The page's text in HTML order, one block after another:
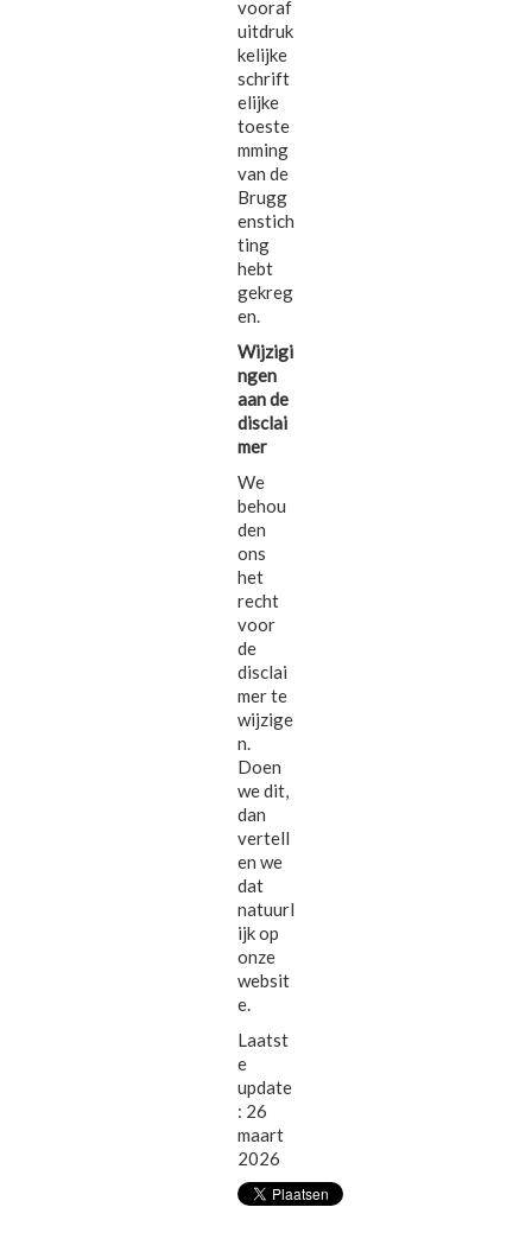
vooraf
uitdruk
kelijke
schrift
elijke
toeste
mming
van de
Brugg
enstich
ting
hebt
gekreg
en.
Wijzigi
ngen
aan de
disclai
mer
We
behou
den
ons
het
recht
voor
de
disclai
mer te
wijzige
n.
Doen
we dit,
dan
vertell
en we
dat
natuurl
ijk op
onze
websit
e.
Laatst
e
update
: 26
maart
2026